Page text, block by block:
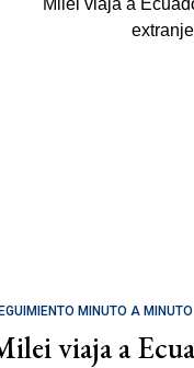
MINUTO A MINUTO
viaja a